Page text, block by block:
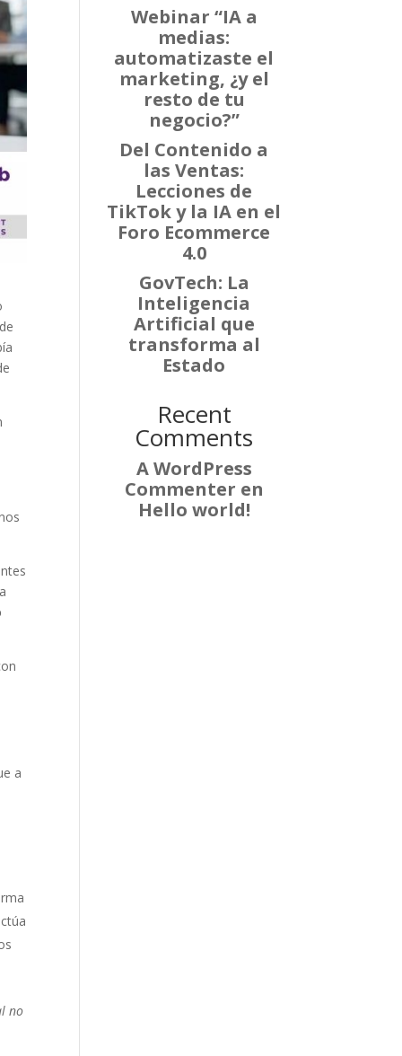
a
no
Webinar “IA a
medias:
automatizaste el
marketing, ¿y el
resto de tu
negocio?”
Del Contenido a
las Ventas:
Lecciones de
TikTok y la IA en el
Foro Ecommerce
4.0
GovTech: La
Inteligencia
Artificial que
transforma al
Estado
Recent
Comments
A WordPress
Commenter en
Hello world!